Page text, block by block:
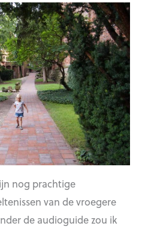
nog prachtige
van de vroegere
de audioguide zou ik